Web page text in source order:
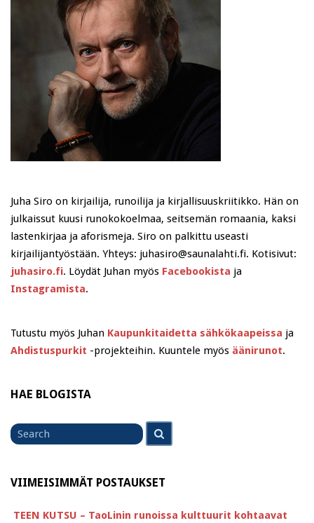
Juha Siro on kirjailija, runoilija ja kirjallisuuskriitikko. Hän on
julkaissut kuusi runokokoelmaa, seitsemän romaania, kaksi
lastenkirjaa ja aforismeja. Siro on palkittu useasti
kirjailijantyöstään. Yhteys: juhasiro@saunalahti.fi. Kotisivut:
juhasiro.fi. Löydät Juhan myös Facebookista ja
Instagramista.
Tutustu myös Juhan Kaupunkitaidetta sähkökaapeissa ja
Ahdistuspurkit -projekteihin. Kuuntele myös äänirunot.
HAE BLOGISTA
Search
for
VIIMEISIMMÄT POSTAUKSET
TEEN KUTSU – TaoLinin runoissa kulttuurit kohtaavat